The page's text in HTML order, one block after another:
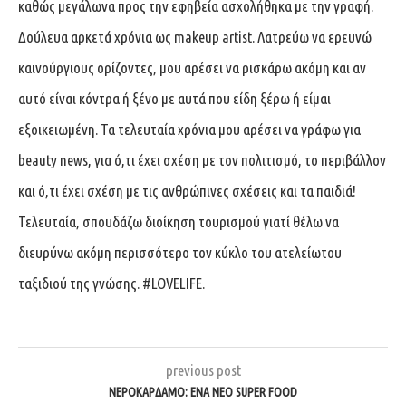
καθώς μεγάλωνα προς την εφηβεία ασχολήθηκα με την γραφή.
Δούλευα αρκετά χρόνια ως makeup artist. Λατρεύω να ερευνώ
καινούργιους ορίζοντες, μου αρέσει να ρισκάρω ακόμη και αν
αυτό είναι κόντρα ή ξένο με αυτά που είδη ξέρω ή είμαι
εξοικειωμένη. Τα τελευταία χρόνια μου αρέσει να γράφω για
beauty news, για ό,τι έχει σχέση με τον πολιτισμό, το περιβάλλον
και ό,τι έχει σχέση με τις ανθρώπινες σχέσεις και τα παιδιά!
Τελευταία, σπουδάζω διοίκηση τουρισμού γιατί θέλω να
διευρύνω ακόμη περισσότερο τον κύκλο του ατελείωτου
ταξιδιού της γνώσης. #LOVELIFE.
previous post
ΝΕΡΟΚΑΡΔΑΜΟ: ΕΝΑ ΝΕΟ SUPER FOOD